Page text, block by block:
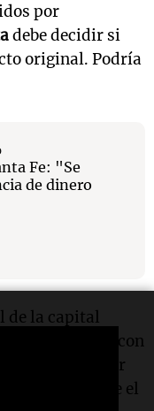
por
debe decidir si
original. Podría
Fe: "Se
de dinero
de la capital
ya cuenta con
para intervenir
remarcó que el